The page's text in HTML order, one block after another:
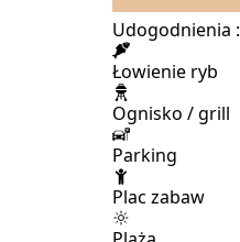
Udogodnienia :
Łowienie ryb
Ognisko / grill
Parking
Plac zabaw